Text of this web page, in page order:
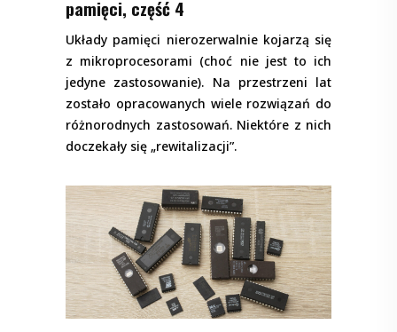
pamięci, część 4
Układy pamięci nierozerwalnie kojarzą się
z mikroprocesorami (choć nie jest to ich
jedyne zastosowanie). Na przestrzeni lat
zostało opracowanych wiele rozwiązań do
różnorodnych zastosowań. Niektóre z nich
doczekały się „rewitalizacji”.